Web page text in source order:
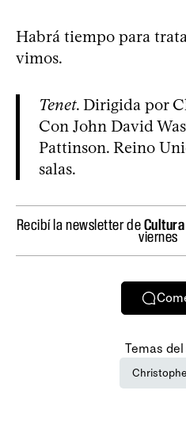
Habrá tiempo para
vimos.
Tenet. Dirigida por
Con John David
Pattinson. Reino
salas.
Recibí la newsletter deCultura
viernes
Temas